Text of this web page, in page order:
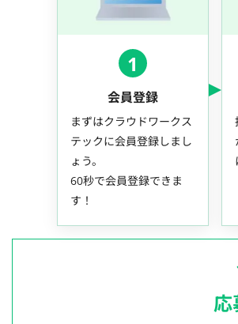
1
会員登録
まずはクラウドワークス
テックに会員登録しまし
ょう。
60秒で会員登録できま
す！